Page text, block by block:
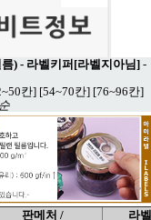
) - 라벨키퍼[라벨지아님] -
칸] [54~70칸] [76~96칸]
판메처 /
라